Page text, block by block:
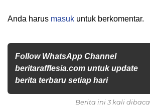
Anda harus masuk untuk berkomentar.
Follow WhatsApp Channel
beritarafflesia.com untuk update
berita terbaru setiap hari
Berita ini 3 kali dibaca